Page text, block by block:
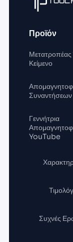
Προϊόν
Κείμενο
Συναντήσεων
Γεννήτρια
YouTube
Συχνές